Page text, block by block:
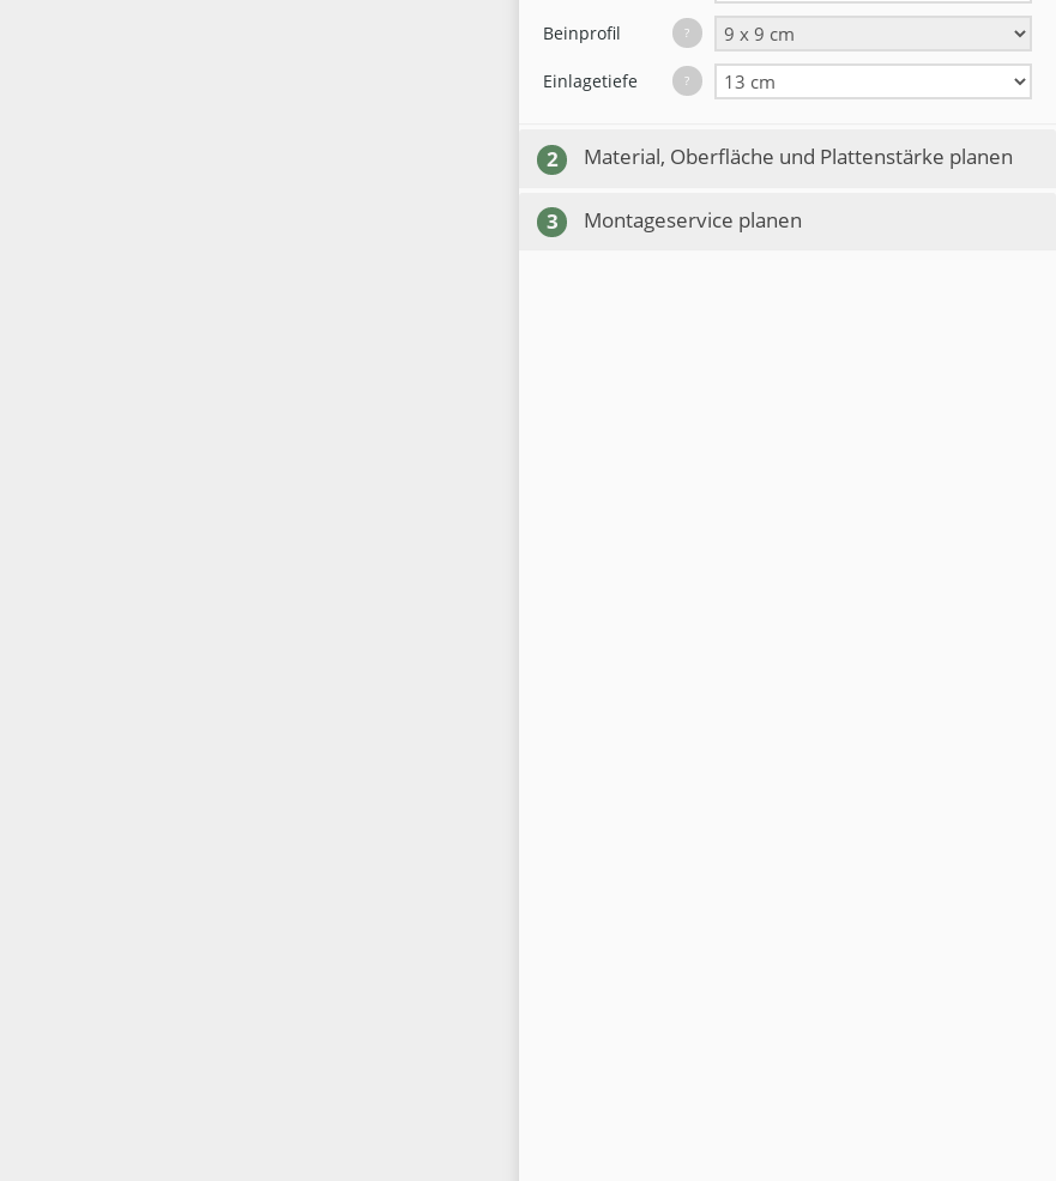
Beinprofil ?
Einlagetiefe ?
2 Material, Oberfläche und Plattenstärke planen
3 Montageservice planen